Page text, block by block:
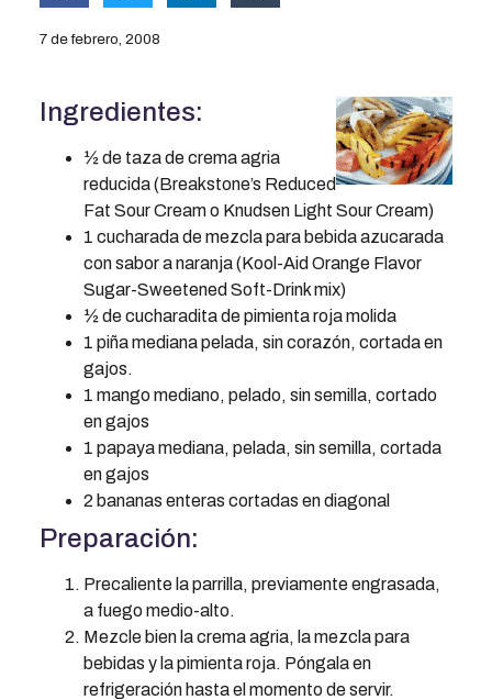
7 de febrero, 2008
Ingredientes:
½ de taza de crema agria
reducida (Breakstone’s Reduced
Fat Sour Cream o Knudsen Light Sour Cream)
1 cucharada de mezcla para bebida azucarada
con sabor a naranja (Kool-Aid Orange Flavor
Sugar-Sweetened Soft-Drink mix)
½ de cucharadita de pimienta roja molida
1 piña mediana pelada, sin corazón, cortada en
gajos.
1 mango mediano, pelado, sin semilla, cortado
en gajos
1 papaya mediana, pelada, sin semilla, cortada
en gajos
2 bananas enteras cortadas en diagonal
Preparación:
Precaliente la parrilla, previamente engrasada,
a fuego medio-alto.
Mezcle bien la crema agria, la mezcla para
bebidas y la pimienta roja. Póngala en
refrigeración hasta el momento de servir.